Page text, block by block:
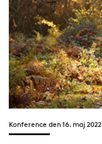
Konference den 16. maj 2022